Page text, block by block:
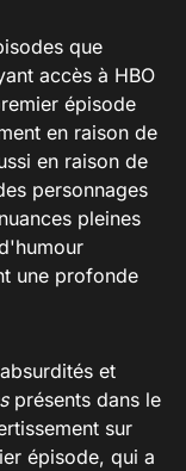
que
accès à HBO
épisode
en raison de
en raison de
personnages
pleines
une profonde
et
présents dans le
sur
épisode, qui a